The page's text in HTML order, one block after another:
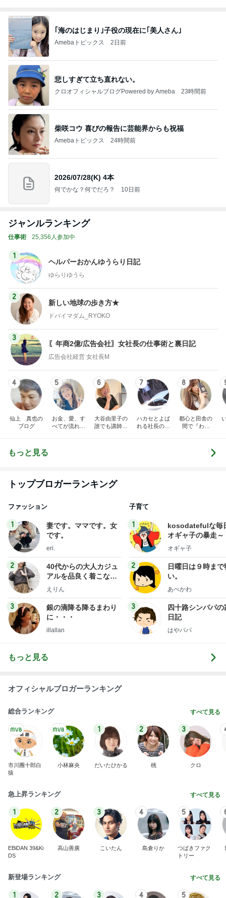
｢海のはじまり｣子役の現在に｢美人さん｣
Amebaトピックス 2日前
悲しすぎて立ち直れない。
クロオフィシャルブログPowered by Ameba 23時間前
柴咲コウ 喜びの報告に芸能界からも祝福
Amebaトピックス 24時間前
2026/07/28(K) 4本
何でかな？何でだろ？ 10日前
ジャンルランキング
仕事術 25,356人参加中
1
ヘルパーおかんゆうらり日記
ゆらりゆうら
2
新しい地球の歩き方★
ドバイマダム_RYOKO
3
〖年商2億/広告会社〗女社長の仕事術と裏日記
広告会社経営 女社長M
4
仙上 真也の
ブログ
5
お金、愛、す
べてが流れ込
6
大谷由里子の
誰でも講師ブ
7
ハカセとよば
れる社長のブ
8
都心と田舎の
間で『わた
もっと見る
トップブロガーランキング
ファッション
1
妻です。ママです。女
です。
eri.
2
40代からの大人カジュ
アルを品良く着こなす
ファッションブログ
えりん
3
銀の滴降る降るまわり
に・・・
illallan
子育て
1
kosodatefulな毎
オギャ子の暴走～
オギャ子
2
日曜日は９時まで
い。
あべかわ
3
四十路シンパパの
日記
はやパパ
もっと見る
オフィシャルブロガーランキング
総合ランキング すべて見る
市川團十郎白
猿
小林麻央
1
だいたひかる
2
桃
3
クロ
急上昇ランキング すべて見る
1
EBiDAN 39&Ki
DS
2
高山善廣
3
こいたん
4
島倉りか
5
つばきファク
トリー
新登場ランキング すべて見る
1 2 3 4 5